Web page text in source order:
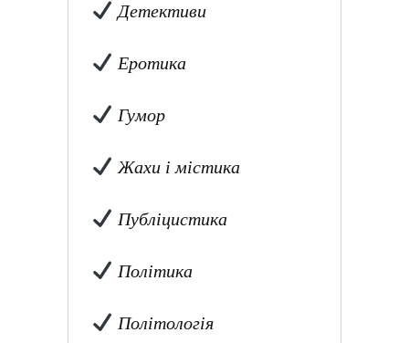
Детективи
Еротика
Гумор
Жахи і містика
Публіцистика
Політика
Політологія